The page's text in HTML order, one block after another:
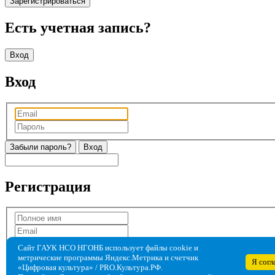
Есть учетная запись?
Вход
Вход
Забыли пароль?
Регистрация
Сайт ГАУК НСО НГОНБ использует файлы cookie и
метрические программы Яндекс.Метрика и счетчик
«Цифровая культура» / PRO.Культура.РФ.
Я